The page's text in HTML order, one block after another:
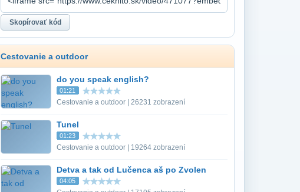
Cestovanie a outdoor
do you speak english?
01:21
Cestovanie a outdoor | 26231 zobrazení
Tunel
01:23
Cestovanie a outdoor | 19264 zobrazení
Detva a tak od Lučenca aš po Zvolen
04:05